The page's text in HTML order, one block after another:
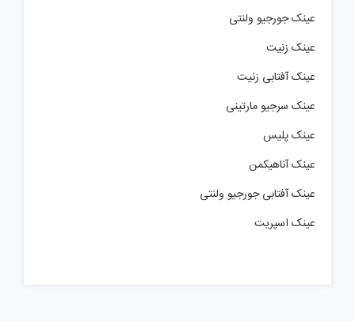
عینک جورجیو ولنتی
عینک زنیت
عینک آفتابی زنیت
عینک سرجیو مارتینی
عینک پلیس
عینک آناهیکمن
عینک آفتابی جورجیو ولنتی
عینک اسپریت